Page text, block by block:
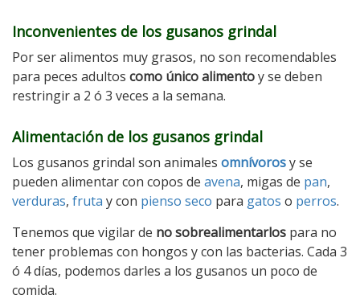
Inconvenientes de los gusanos grindal
Por ser alimentos muy grasos, no son recomendables
para peces adultos como único alimentoy se deben
restringir a 2 ó 3 veces a la semana.
Alimentación de los gusanos grindal
Los gusanos grindal son animales omnívorosy se
pueden alimentar con copos de avena, migas de pan,
verduras, fruta y con pienso seco para gatos o perros.
Tenemos que vigilar de no sobrealimentarlos para no
tener problemas con hongos y con las bacterias. Cada 3
ó 4 días, podemos darles a los gusanos un poco de
comida.